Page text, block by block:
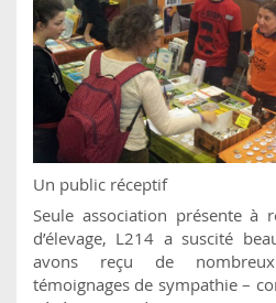
Un public réceptif
Seule association présente à
d’élevage, L214 a suscité
avons reçu de
témoignages de sympathie –